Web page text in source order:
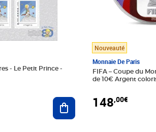
- Le Petit Prince -
Ajouter au panier
Nouveauté
Monnaie De Paris
FIFA – Coupe du
de 10€ Argent
148,00€